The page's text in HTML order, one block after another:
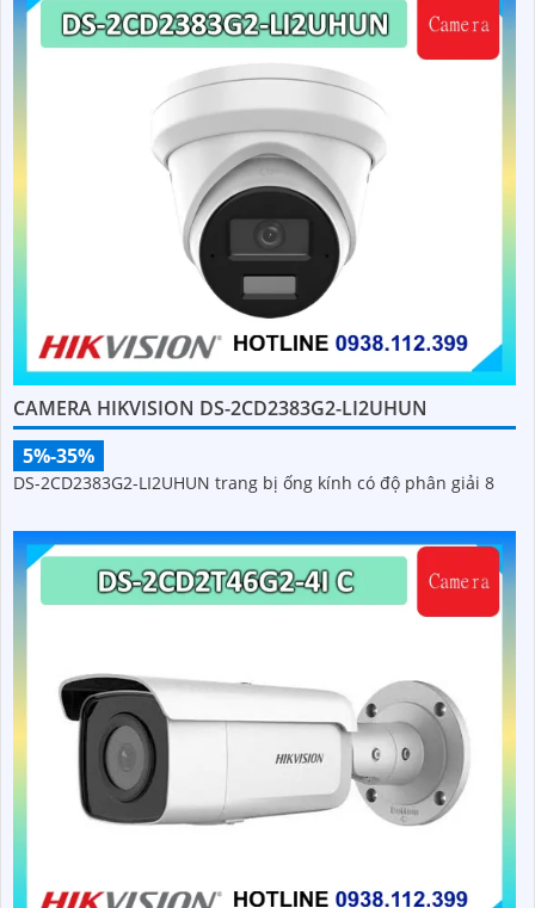
CAMERA HIKVISION DS-2CD2383G2-LI2UHUN
5%-35%
DS-2CD2383G2-LI2UHUN trang bị ống kính có độ phân giải 8